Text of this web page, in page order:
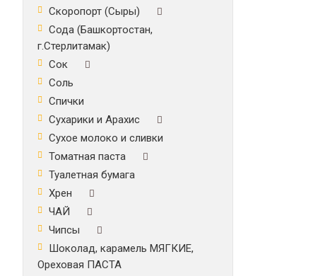
Скоропорт (Сыры)
Сода (Башкортостан,
г.Стерлитамак)
Сок
Соль
Спички
Сухарики и Арахис
Сухое молоко и сливки
Томатная паста
Туалетная бумага
Хрен
ЧАЙ
Чипсы
Шоколад, карамель МЯГКИЕ,
Ореховая ПАСТА